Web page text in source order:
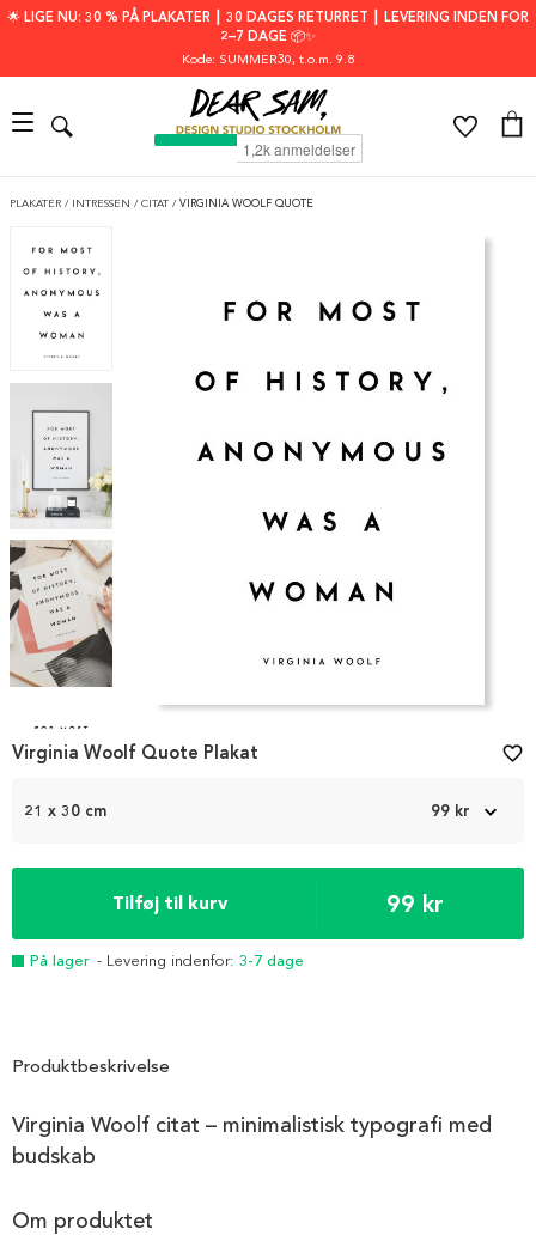
🌟 LIGE NU: 30 % PÅ PLAKATER ┃ 30 DAGES RETURRET ┃ LEVERING INDEN FOR
2–7 DAGE 📦✨
Kode: SUMMER30, t.o.m. 9.8
PLAKATER / INTRESSEN / CITAT / VIRGINIA WOOLF QUOTE
1
21 x 30 cm 99 kr
Tilføj til kurv 99 kr
På lager - Levering indenfor: 3-7 dage
Virginia Woolf Quote Plakat favorite_border
Produktbeskrivelse
Virginia Woolf citat – minimalistisk typografi med
budskab
Om produktet